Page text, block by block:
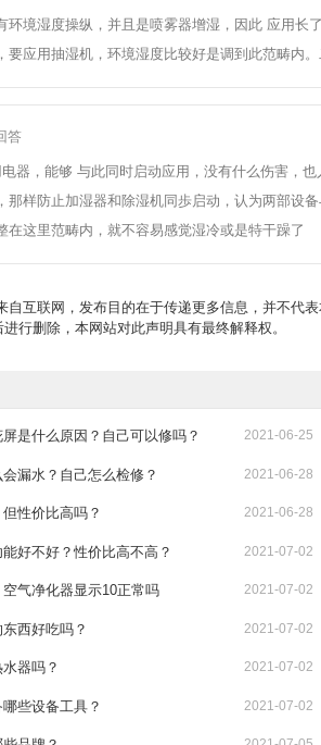
环境湿度操纵，并且是喷雾器增湿，因此 应用
应用抽湿机，环境湿度比较好是调到此范畴内
答
器，能够 与此同时启动应用，没有什么伤害，
那样防止加湿器和除湿机同歩启动，认为两部
在这里范畴内，就不容易感觉湿冷或是特干躁了
自互联网，发布目的在于传递更多信息，并不代
行删除，本网站对此声明具有最终解释权。
是什么原因？自己可以修吗？ 2021-06-25
漏水？自己怎么检修？ 2021-06-28
性价比高吗？ 2021-06-28
好不好？性价比高不高？ 2021-07-02
气净化器显示10正常吗 2021-07-02
西好吃吗？ 2021-07-02
器吗？ 2021-07-02
些设备工具？ 2021-07-02